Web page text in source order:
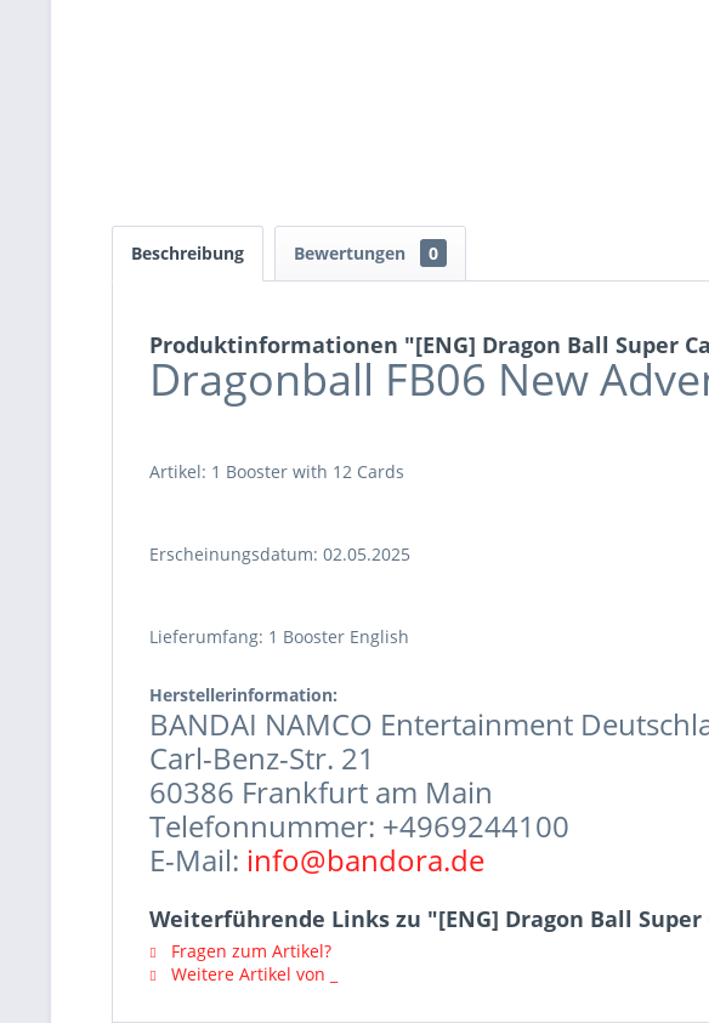
Beschreibung Bewertungen 0
Produktinformationen "[ENG] Dragon Ball Super
Dragonball FB06 New
Artikel: 1 Booster with 12 Cards
Erscheinungsdatum: 02.05.2025
Lieferumfang: 1 Booster English
Herstellerinformation:
BANDAI NAMCO Entertainment
Carl-Benz-Str. 21
60386 Frankfurt am Main
Telefonnummer: +4969244100
E-Mail: info@bandora.de
Weiterführende Links zu "[ENG] Dragon Ball Super
Fragen zum Artikel?
Weitere Artikel von _